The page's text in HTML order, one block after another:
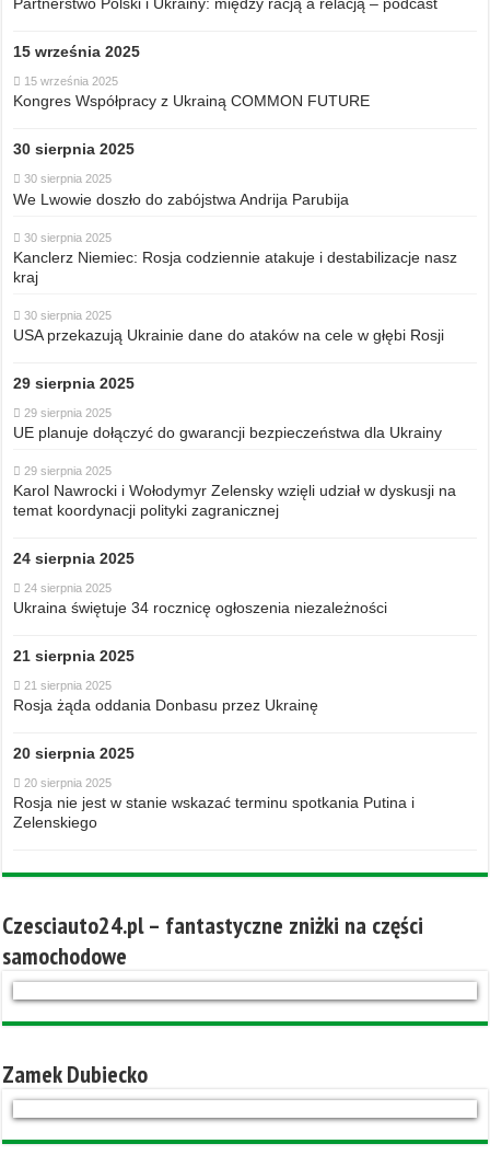
Partnerstwo Polski i Ukrainy: między racją a relacją – podcast
15 września 2025
15 września 2025
Kongres Współpracy z Ukrainą COMMON FUTURE
30 sierpnia 2025
30 sierpnia 2025
We Lwowie doszło do zabójstwa Andrija Parubija
30 sierpnia 2025
Kanclerz Niemiec: Rosja codziennie atakuje i destabilizacje nasz
kraj
30 sierpnia 2025
USA przekazują Ukrainie dane do ataków na cele w głębi Rosji
29 sierpnia 2025
29 sierpnia 2025
UE planuje dołączyć do gwarancji bezpieczeństwa dla Ukrainy
29 sierpnia 2025
Karol Nawrocki i Wołodymyr Zelensky wzięli udział w dyskusji na
temat koordynacji polityki zagranicznej
24 sierpnia 2025
24 sierpnia 2025
Ukraina świętuje 34 rocznicę ogłoszenia niezależności
21 sierpnia 2025
21 sierpnia 2025
Rosja żąda oddania Donbasu przez Ukrainę
20 sierpnia 2025
20 sierpnia 2025
Rosja nie jest w stanie wskazać terminu spotkania Putina i
Zelenskiego
Czesciauto24.pl – fantastyczne zniżki na części
samochodowe
Zamek Dubiecko